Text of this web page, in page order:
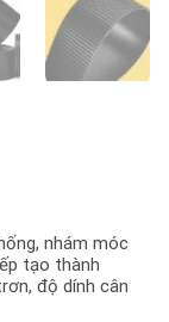
nhám móc
tạo thành
độ dính cân